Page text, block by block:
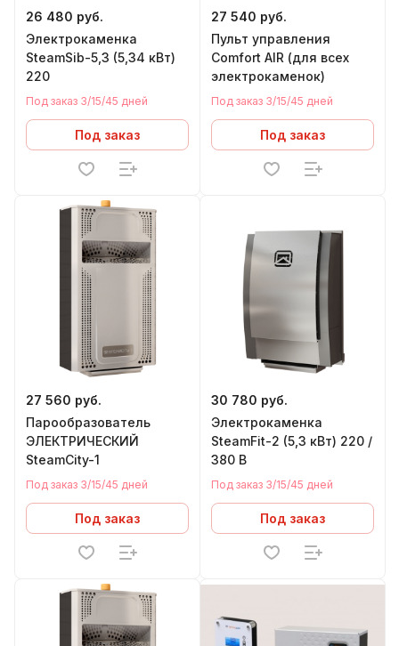
26 480 руб.
Электрокаменка
SteamSib-5,3 (5,34 кВт)
220
Под заказ 3/15/45 дней
Под заказ
27 540 руб.
Пульт управления
Comfort AIR (для всех
электрокаменок)
Под заказ 3/15/45 дней
Под заказ
27 560 руб.
Парообразователь
ЭЛЕКТРИЧЕСКИЙ
SteamCity-1
Под заказ 3/15/45 дней
Под заказ
30 780 руб.
Электрокаменка
SteamFit-2 (5,3 кВт) 220 /
380 В
Под заказ 3/15/45 дней
Под заказ